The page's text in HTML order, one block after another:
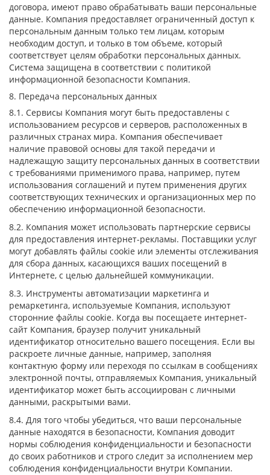
договора, имеют право обрабатывать ваши персональные
данные. Компания предоставляет ограниченный доступ к
персональным данным только тем лицам, которым
необходим доступ, и только в том объеме, который
соответствует целям обработки персональных данных.
Система защищена в соответствии с политикой
информационной безопасности Компания.
8. Передача персональных данных
8.1. Сервисы Компания могут быть предоставлены с
использованием ресурсов и серверов, расположенных в
различных странах мира. Компания обеспечивает
наличие правовой основы для такой передачи и
надлежащую защиту персональных данных в соответствии
с требованиями применимого права, например, путем
использования соглашений и путем применения других
соответствующих технических и организационных мер по
обеспечению информационной безопасности.
8.2. Компания может использовать партнерские сервисы
для предоставления интернет-рекламы. Поставщики услуг
могут добавлять файлы cookie или элементы отслеживания
для сбора данных, касающихся ваших посещений в
Интернете, с целью дальнейшей коммуникации.
8.3. Инструменты автоматизации маркетинга и
ремаркетинга, используемые Компания, используют
сторонние файлы cookie. Когда вы посещаете интернет-
сайт Компания, браузер получит уникальный
идентификатор относительно вашего посещения. Если вы
раскроете личные данные, например, заполняя
контактную форму или переходя по ссылкам в сообщениях
электронной почты, отправляемых Компания, уникальный
идентификатор может быть ассоциирован с личными
данными, раскрытыми вами.
8.4. Для того чтобы убедиться, что ваши персональные
данные находятся в безопасности, Компания доводит
нормы соблюдения конфиденциальности и безопасности
до своих работников и строго следит за исполнением мер
соблюдения конфиденциальности внутри Компании.